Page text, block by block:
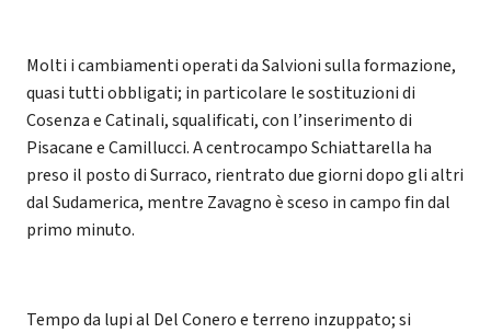
Molti i cambiamenti operati da Salvioni sulla formazione,
quasi tutti obbligati; in particolare le sostituzioni di
Cosenza e Catinali, squalificati, con l’inserimento di
Pisacane e Camillucci. A centrocampo Schiattarella ha
preso il posto di Surraco, rientrato due giorni dopo gli altri
dal Sudamerica, mentre Zavagno è sceso in campo fin dal
primo minuto.
Tempo da lupi al Del Conero e terreno inzuppato; si